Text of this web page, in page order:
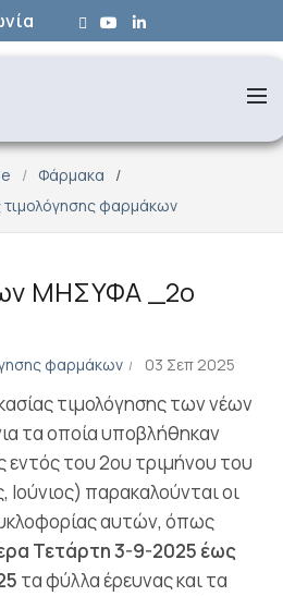
Φάρμακα
τιμολόγησης φαρμάκων
ΜΗΣΥΦΑ _2ο
φαρμάκων 03 Σεπ 2025
τιμολόγησης των νέων
τα οποία υποβλήθηκαν
εντός του 2ου τριμήνου του
παρακαλούνται οι
αυτών, όπως
Τετάρτη 3-9-2025 έως
τα φύλλα έρευνας και τα